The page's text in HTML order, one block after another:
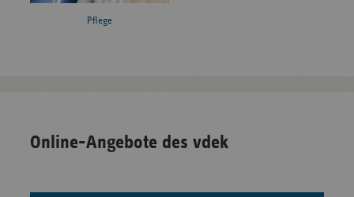
Pflege
Online-Angebote des vdek